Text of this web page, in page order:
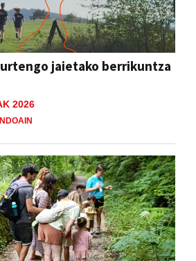
jaietako berrikuntza
2026